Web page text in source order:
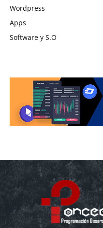
Wordpress
Apps
Software y S.O